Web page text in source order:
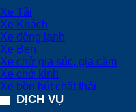
Xe Tải
Xe Khách
Xe đông lạnh
Xe Ben
Xe chở gia súc, gia cầm
Xe chở kính
Xe bồn hút chất thải
DỊCH VỤ